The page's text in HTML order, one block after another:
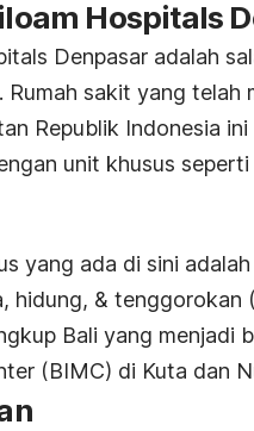
Hospitals
Denpasar adalah
Rumah sakit yang telah
Republik Indonesia
unit khusus
yang ada di sini
hidung, & tenggorokan
Bali yang menjadi
(BIMC) di Kuta dan